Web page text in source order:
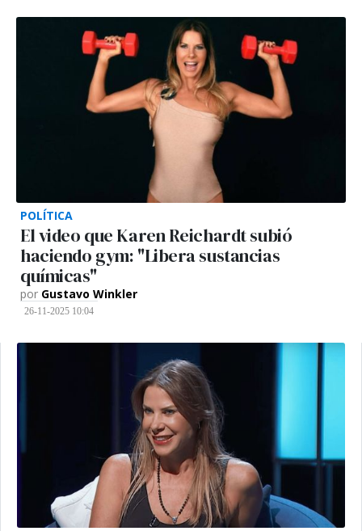
POLÍTICA
El video que Karen Reichardt subió
haciendo gym: "Libera sustancias
químicas"
por Gustavo Winkler
26-11-2025 10:04